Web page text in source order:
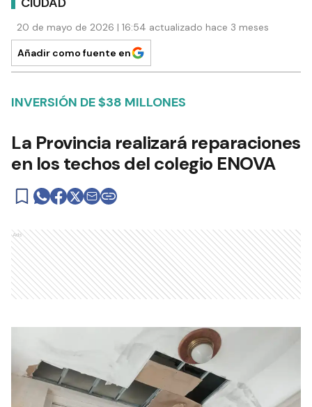
20 de mayo de 2026 | 16:54 actualizado hace 3 meses
Añadir como fuente en
INVERSIÓN DE $38 MILLONES
La Provincia realizará reparaciones
en los techos del colegio ENOVA
Ads